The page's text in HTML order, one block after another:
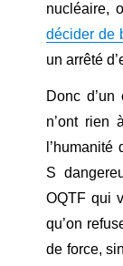
nucléaire,
décider de
un arrêté
Donc
n’ont rien
S
OQTF qui
qu’on
de force,